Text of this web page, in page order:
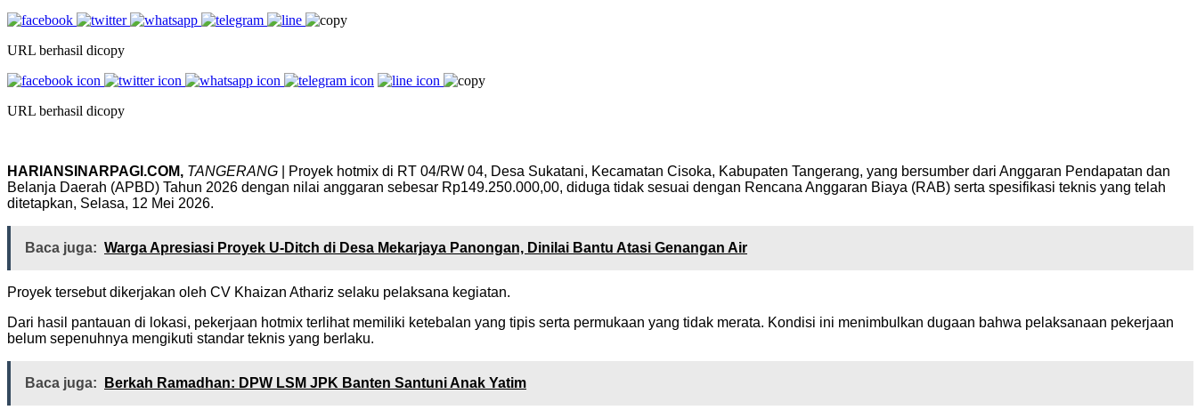
URL berhasil dicopy
URL berhasil dicopy
HARIANSINARPAGI.COM, TANGERANG | Proyek hotmix di RT 04/RW 04, Desa Sukatani, Kecamatan Cisoka, Kabupaten Tangerang, yang bersumber dari Anggaran Pendapatan dan
Belanja Daerah (APBD) Tahun 2026 dengan nilai anggaran sebesar Rp149.250.000,00, diduga tidak sesuai dengan Rencana Anggaran Biaya (RAB) serta spesifikasi teknis yang telah
ditetapkan, Selasa, 12 Mei 2026.
Baca juga: Warga Apresiasi Proyek U-Ditch di Desa Mekarjaya Panongan, Dinilai Bantu Atasi Genangan Air
Proyek tersebut dikerjakan oleh CV Khaizan Athariz selaku pelaksana kegiatan.
Dari hasil pantauan di lokasi, pekerjaan hotmix terlihat memiliki ketebalan yang tipis serta permukaan yang tidak merata. Kondisi ini menimbulkan dugaan bahwa pelaksanaan pekerjaan
belum sepenuhnya mengikuti standar teknis yang berlaku.
Baca juga: Berkah Ramadhan: DPW LSM JPK Banten Santuni Anak Yatim